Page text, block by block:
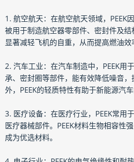
1. 航空航天：在航空航天领域，PEEK
被用于制造航空器零部件、密封件及结
显著减轻飞机的自重，从而提高燃油效
2. 汽车工业：在汽车制造中，PEEK用
承、密封圈等部件，能有效降低噪音
外，PEEK的轻质特性有助于新能源汽
3. 医疗设备：在医疗行业，PEEK常用
医疗器械部件。PEEK材料生物相容性
成为优选材料。